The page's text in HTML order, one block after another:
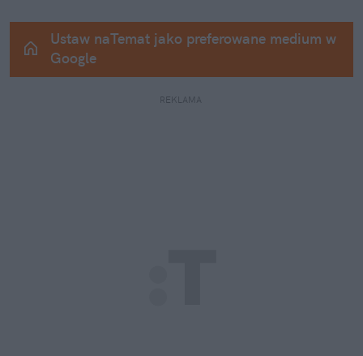
Ustaw naTemat jako preferowane medium w
Google
REKLAMA